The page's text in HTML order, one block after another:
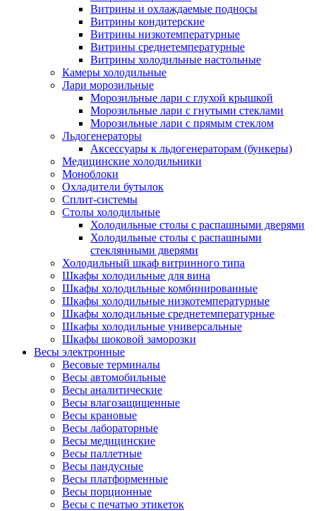
Витрины и охлаждаемые подносы
Витрины кондитерские
Витрины низкотемпературные
Витрины среднетемпературные
Витрины холодильные настольные
Камеры холодильные
Лари морозильные
Морозильные лари с глухой крышкой
Морозильные лари с гнутыми стеклами
Морозильные лари с прямым стеклом
Льдогенераторы
Аксессуары к льдогенераторам (бункеры)
Медицинские холодильники
Моноблоки
Охладители бутылок
Сплит-системы
Столы холодильные
Холодильные столы с распашными дверями
Холодильные столы с распашными
стеклянными дверями
Холодильный шкаф витринного типа
Шкафы холодильные для вина
Шкафы холодильные комбинированные
Шкафы холодильные низкотемпературные
Шкафы холодильные среднетемпературные
Шкафы холодильные универсальные
Шкафы шоковой заморозки
Весы электронные
Весовые терминалы
Весы автомобильные
Весы аналитические
Весы влагозащищенные
Весы крановые
Весы лабораторные
Весы медицинские
Весы паллетные
Весы пандусные
Весы платформенные
Весы порционные
Весы с печатью этикеток